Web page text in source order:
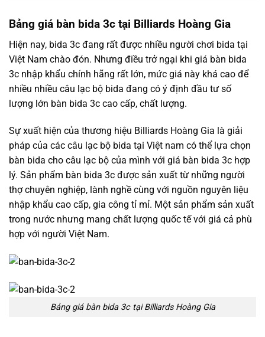
Bảng giá bàn bida 3c tại Billiards Hoàng Gia
Hiện nay, bida 3c đang rất được nhiều người chơi bida tại
Việt Nam chào đón. Nhưng điều trở ngại khi giá bàn bida
3c nhập khẩu chính hãng rất lớn, mức giá này khá cao để
nhiều nhiều câu lạc bộ bida đang có ý định đầu tư số
lượng lớn bàn bida 3c cao cấp, chất lượng.
Sự xuất hiện của thương hiệu Billiards Hoàng Gia là giải
pháp của các câu lạc bộ bida tại Việt nam có thể lựa chọn
bàn bida cho câu lạc bộ của mình với giá bàn bida 3c hợp
lý. Sản phẩm bàn bida 3c được sản xuất từ những người
thợ chuyên nghiệp, lành nghề cùng với nguồn nguyên liệu
nhập khẩu cao cấp, gia công tỉ mỉ. Một sản phẩm sản xuất
trong nước nhưng mang chất lượng quốc tế với giá cả phù
hợp với người Việt Nam.
Bảng giá bàn bida 3c tại Billiards Hoàng Gia